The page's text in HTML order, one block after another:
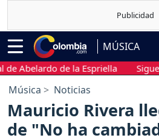
MÚSICA
de la Espriella Sigue
Música Noticias
Mauricio Rivera
de "No ha